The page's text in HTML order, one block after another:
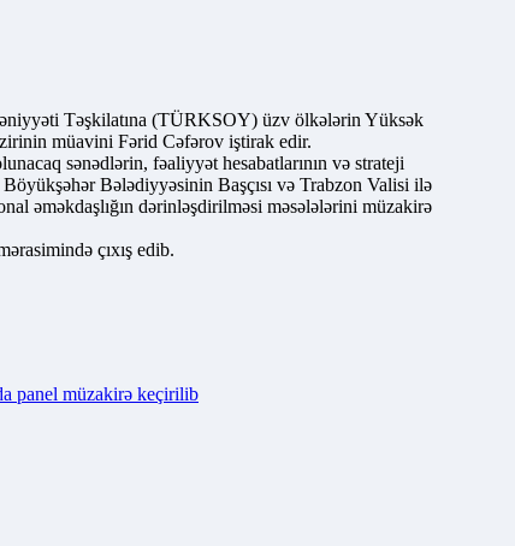
Təşkilatına (TÜRKSOY) üzv ölkələrin Yüksək
müavini Fərid Cəfərov iştirak edir.
sənədlərin, fəaliyyət hesabatlarının və strateji
Bələdiyyəsinin Başçısı və Trabzon Valisi ilə
əməkdaşlığın dərinləşdirilməsi məsələlərini müzakirə
çıxış edib.
panel müzakirə keçirilib